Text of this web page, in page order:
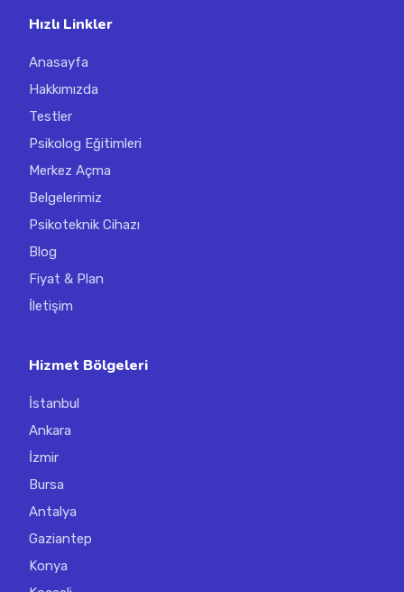
Hızlı Linkler
Anasayfa
Hakkımızda
Testler
Psikolog Eğitimleri
Merkez Açma
Belgelerimiz
Psikoteknik Cihazı
Blog
Fiyat & Plan
İletişim
Hizmet Bölgeleri
İstanbul
Ankara
İzmir
Bursa
Antalya
Gaziantep
Konya